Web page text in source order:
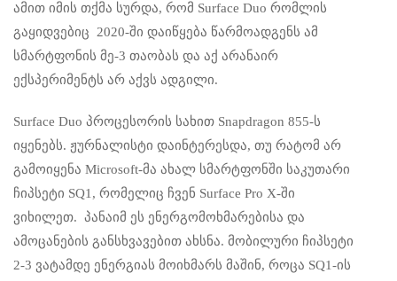
ამით იმის თქმა სურდა, რომ Surface Duo რომლის
გაყიდვებიც 2020-ში დაიწყება წარმოადგენს ამ
სმარტფონის მე-3 თაობას და აქ არანაირ
ექსპერიმენტს არ აქვს ადგილი.
Surface Duo პროცესორის სახით Snapdragon 855-ს
იყენებს. ჟურნალისტი დაინტერესდა, თუ რატომ არ
გამოიყენა Microsoft-მა ახალ სმარტფონში საკუთარი
ჩიპსეტი SQ1, რომელიც ჩვენ Surface Pro X-ში
ვიხილეთ. პანაიმ ეს ენერგომოხმარებისა და
ამოცანების განსხვავებით ახსნა. მობილური ჩიპსეტი
2-3 ვატამდე ენერგიას მოიხმარს მაშინ, როცა SQ1-ის